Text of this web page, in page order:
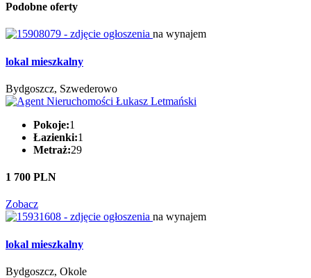
Podobne oferty
na wynajem
lokal mieszkalny
Bydgoszcz, Szwederowo
Pokoje:1
Łazienki:1
Metraż:29
1 700 PLN
Zobacz
na wynajem
lokal mieszkalny
Bydgoszcz, Okole